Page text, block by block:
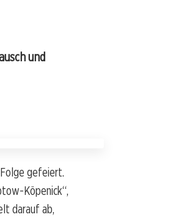
und
gefeiert.
Köpenick“,
darauf ab,